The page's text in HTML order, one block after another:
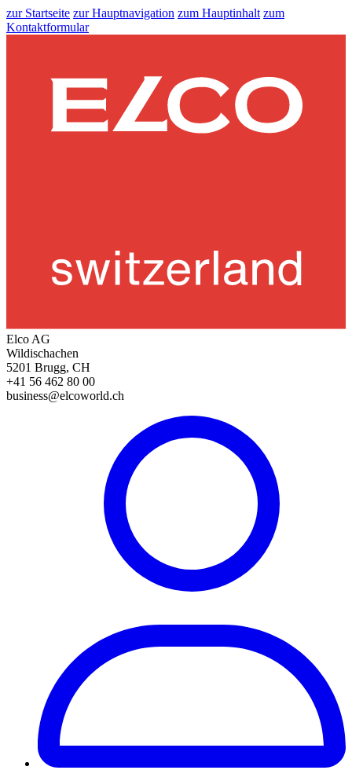
zur Startseite zur Hauptnavigation zum Hauptinhalt zum
Kontaktformular
Elco AG
Wildischachen
5201 Brugg, CH
+41 56 462 80 00
business@elcoworld.ch